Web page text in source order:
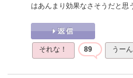
はあんまり効果なさそうだと思
それな！ 89 うー